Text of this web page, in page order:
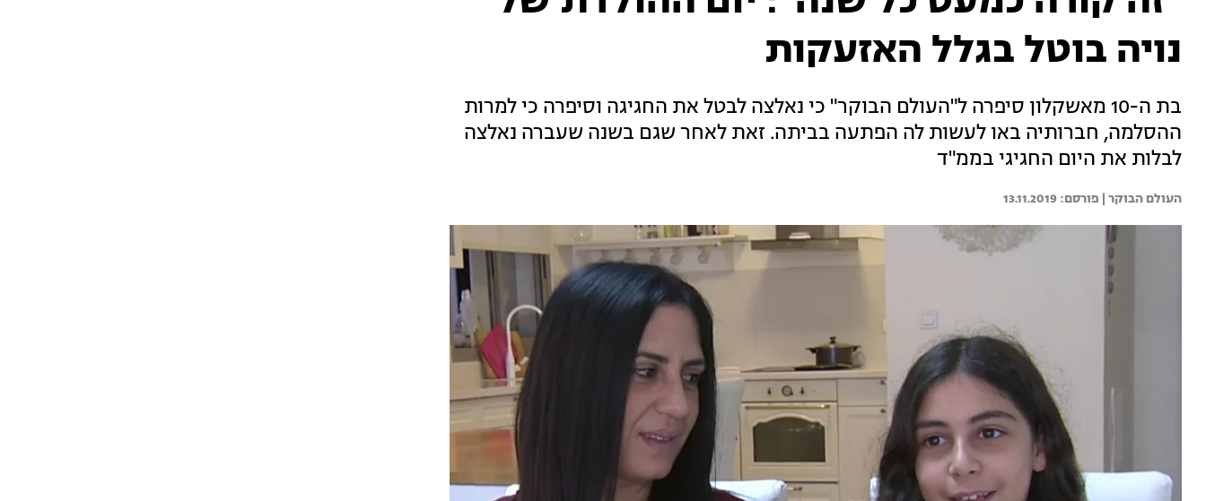
נויה בוטל בגלל האזעקות
בת ה-10 מאשקלון סיפרה ל"העולם הבוקר" כי נאלצה לבטל את החגיגה וסיפרה כי למרות
ההסלמה, חברותיה באו לעשות לה הפתעה בביתה. זאת לאחר שגם בשנה שעברה נאלצה
לבלות את היום החגיגי בממ"ד
העולם הבוקר | 13.11.2019